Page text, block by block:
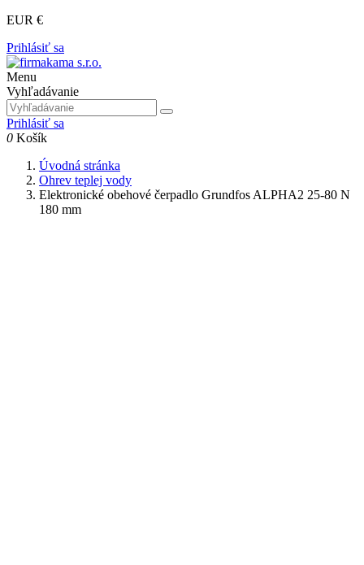
EUR €
Prihlásiť sa
Menu
Vyhľadávanie
Prihlásiť sa
0 Košík
Úvodná stránka
Ohrev teplej vody
Elektronické obehové čerpadlo Grundfos ALPHA2 25-80 N
180 mm